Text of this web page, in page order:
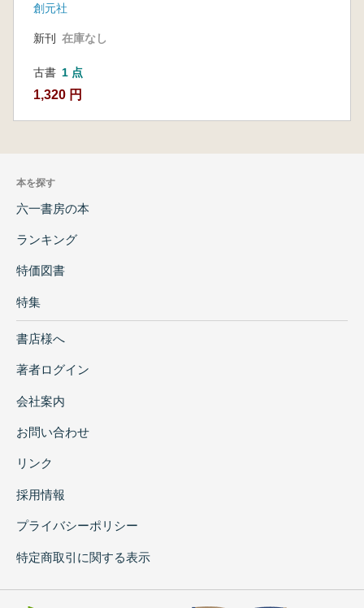
創元社
新刊 在庫なし
古書 1 点
1,320 円
本を探す
六一書房の本
ランキング
特価図書
特集
書店様へ
著者ログイン
会社案内
お問い合わせ
リンク
採用情報
プライバシーポリシー
特定商取引に関する表示